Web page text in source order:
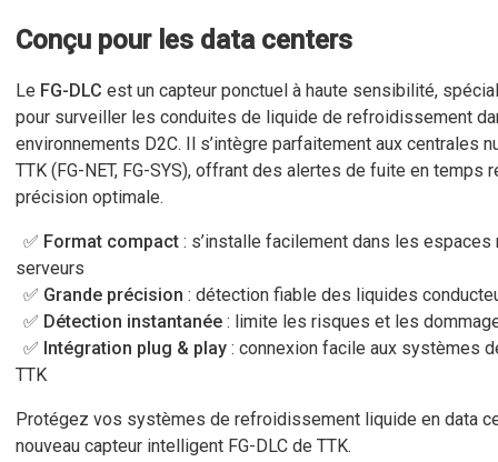
Conçu pour les data centers
Le FG-DLC est un capteur ponctuel à haute sensibilité,
pour surveiller les conduites de liquide de refroidissement
environnements D2C. Il s’intègre parfaitement aux centrales
TTK (FG-NET, FG-SYS), offrant des alertes de fuite en temps
précision optimale.
✅ Format compact : s’installe facilement dans les
serveurs
✅ Grande précision : détection fiable des liquides
✅ Détection instantanée : limite les risques et les
✅ Intégration plug & play : connexion facile aux systèmes
TTK
Protégez vos systèmes de refroidissement liquide en data
nouveau capteur intelligent FG-DLC de TTK.